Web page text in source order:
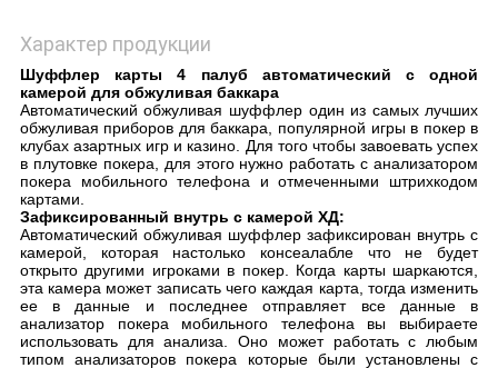
Характер продукции
Шуффлер карты 4 палуб автоматический с одной
камерой для обжуливая баккара
Автоматический обжуливая шуффлер один из самых лучших
обжуливая приборов для баккара, популярной игры в покер в
клубах азартных игр и казино. Для того чтобы завоевать успех
в плутовке покера, для этого нужно работать с анализатором
покера мобильного телефона и отмеченными штрихкодом
картами.
Зафиксированный внутрь с камерой ХД:
Автоматический обжуливая шуффлер зафиксирован внутрь с
камерой, которая настолько консеалабле что не будет
открыто другими игроками в покер. Когда карты шаркаются,
эта камера может записать чего каждая карта, тогда изменить
ее в данные и последнее отправляет все данные в
анализатор покера мобильного телефона вы выбираете
использовать для анализа. Оно может работать с любым
типом анализаторов покера которые были установлены с